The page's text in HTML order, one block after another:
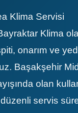
Klima Servisi
Klima
onarım ve
Başakşehir
olan
düzenli servis